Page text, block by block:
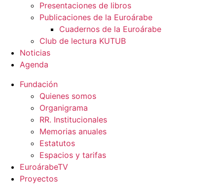
Presentaciones de libros
Publicaciones de la Euroárabe
Cuadernos de la Euroárabe
Club de lectura KUTUB
Noticias
Agenda
Fundación
Quienes somos
Organigrama
RR. Institucionales
Memorias anuales
Estatutos
Espacios y tarifas
EuroárabeTV
Proyectos